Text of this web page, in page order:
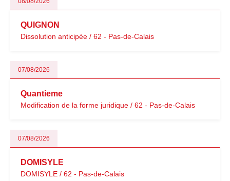
QUIGNON
Dissolution anticipée / 62 - Pas-de-Calais
07/08/2026
Quantieme
Modification de la forme juridique / 62 - Pas-de-Calais
07/08/2026
DOMISYLE
DOMISYLE / 62 - Pas-de-Calais